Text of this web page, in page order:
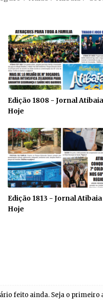
Edição 1808 - Jornal Atibaia
Hoje
Edição 1813 - Jornal Atibaia
Hoje
feito ainda. Seja o primeiro